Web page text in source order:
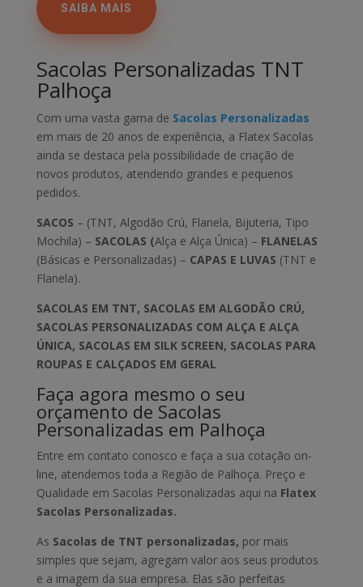
SAIBA MAIS
Sacolas Personalizadas TNT
Palhoça
Com uma vasta gama de Sacolas Personalizadas
em mais de 20 anos de experiência, a Flatex Sacolas
ainda se destaca pela possibilidade de criação de
novos produtos, atendendo grandes e pequenos
pedidos.
SACOS – (TNT, Algodão Crú, Flanela, Bijuteria, Tipo
Mochila) – SACOLAS (Alça e Alça Única) – FLANELAS
(Básicas e Personalizadas) – CAPAS E LUVAS (TNT e
Flanela).
SACOLAS EM TNT, SACOLAS EM ALGODÃO CRÚ,
SACOLAS PERSONALIZADAS COM ALÇA E ALÇA
ÚNICA, SACOLAS EM SILK SCREEN, SACOLAS PARA
ROUPAS E CALÇADOS EM GERAL
Faça agora mesmo o seu
orçamento de Sacolas
Personalizadas em Palhoça
Entre em contato conosco e faça a sua cotação on-
line, atendemos toda a Região de Palhoça. Preço e
Qualidade em Sacolas Personalizadas aqui na Flatex
Sacolas Personalizadas.
As Sacolas de TNT personalizadas, por mais
simples que sejam, agregam valor aos seus produtos
e a imagem da sua empresa. Elas são perfeitas